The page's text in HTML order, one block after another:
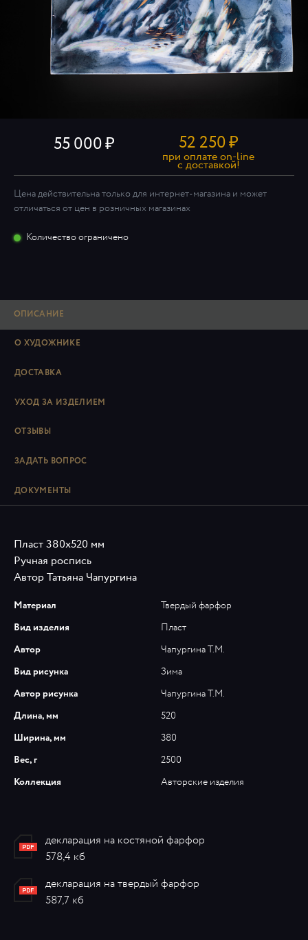
55 000 52 250₽
при оплате on-line
c доставкой!
Цена действительна только для интернет-магазина и может
отличаться от цен в розничных магазинах
Количество ограничено
ОПИСАНИЕ
О ХУДОЖНИКЕ
ДОСТАВКА
УХОД ЗА ИЗДЕЛИЕМ
ОТЗЫВЫ
ЗАДАТЬ ВОПРОС
ДОКУМЕНТЫ
Пласт 380х520 мм
Ручная роспись
Автор Татьяна Чапургина
Материал
Твердый фарфор
Вид изделия
Пласт
Автор
Чапургина Т.М.
Вид рисунка
Зима
Автор рисунка
Чапургина Т.М.
Длина, мм
520
Ширина, мм
380
Вес, г
2500
Коллекция
Авторские изделия
декларация на костяной фарфор
578,4 кб
декларация на твердый фарфор
587,7 кб